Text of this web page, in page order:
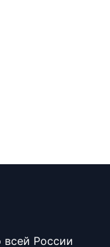
всей России